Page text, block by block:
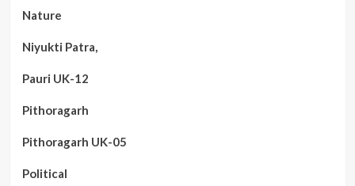
Nature
Niyukti Patra,
Pauri UK-12
Pithoragarh
Pithoragarh UK-05
Political